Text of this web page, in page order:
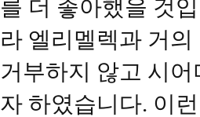
를 더 좋아했을 것
라 엘리멜렉과 거
거부하지 않고 시
자 하였습니다. 이